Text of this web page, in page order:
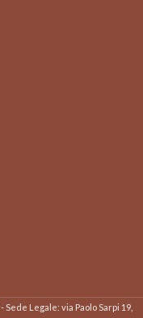
- Sede Legale: via Paolo Sarpi 19,